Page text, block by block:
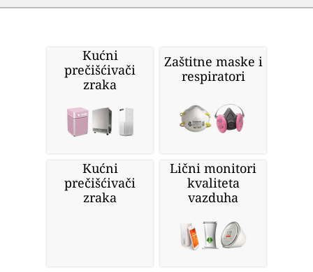
Kućni
prečišćivači
zraka
Zaštitne maske i
respiratori
Kućni
prečišćivači
zraka
Lični monitori
kvaliteta
vazduha